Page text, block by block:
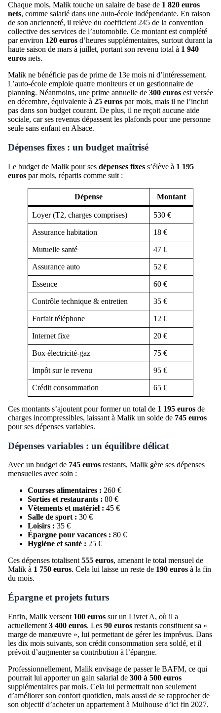
Chaque mois, Malik touche un salaire de base de 1 820 euros
nets, comme salarié dans une auto-école indépendante. En raison
de son ancienneté, il relève du coefficient 245 de la convention
collective des services de l’automobile. Ce montant est complété
par environ 120 euros d’heures supplémentaires, surtout durant la
haute saison de mars à juillet, portant son revenu total à 1 940
euros nets.
Malik ne bénéficie pas de prime de 13e mois ni d’intéressement.
L’auto-école emploie quatre moniteurs et un gestionnaire de
planning. Néanmoins, une prime annuelle de 300 euros est versée
en décembre, équivalente à 25 euros par mois, mais il ne l’inclut
pas dans son budget courant. De plus, il ne reçoit aucune aide
sociale, car ses revenus dépassent les plafonds pour une personne
seule sans enfant en Alsace.
Dépenses fixes : un budget maîtrisé
Le budget de Malik pour ses dépenses fixes s’élève à 1 195
euros par mois, répartis comme suit :
Dépense Montant
Loyer (T2, charges comprises) 530 €
Assurance habitation 18 €
Mutuelle santé 47 €
Assurance auto 52 €
Essence 60 €
Contrôle technique & entretien 35 €
Forfait téléphone 12 €
Internet fixe 20 €
Box électricité-gaz 75 €
Impôt sur le revenu 95 €
Crédit consommation 65 €
Ces montants s’ajoutent pour former un total de 1 195 euros de
charges incompressibles, laissant à Malik un solde de 745 euros
pour ses dépenses variables.
Dépenses variables : un équilibre délicat
Avec un budget de 745 euros restants, Malik gère ses dépenses
mensuelles avec soin :
Courses alimentaires : 260 €
Sorties et restaurants : 80 €
Vêtements et matériel : 45 €
Salle de sport : 30 €
Loisirs : 35 €
Épargne pour vacances : 80 €
Hygiène et santé : 25 €
Ces dépenses totalisent 555 euros, amenant le total mensuel de
Malik à 1 750 euros. Cela lui laisse un reste de 190 euros à la fin
du mois.
Épargne et projets futurs
Enfin, Malik versent 100 euros sur un Livret A, où il a
actuellement 3 400 euros. Les 90 euros restants constituent sa «
marge de manœuvre », lui permettant de gérer les imprévus. Dans
les dix mois suivants, son crédit consommation sera soldé, et il
prévoit d’augmenter sa contribution à l’épargne.
Professionnellement, Malik envisage de passer le BAFM, ce qui
pourrait lui apporter un gain salarial de 300 à 500 euros
supplémentaires par mois. Cela lui permettrait non seulement
d’améliorer son confort quotidien, mais aussi de se rapprocher de
son objectif d’acheter un appartement à Mulhouse d’ici fin 2027.